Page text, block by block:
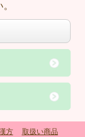
方
取扱い商品